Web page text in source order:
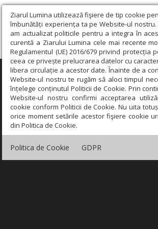
Ziarul Lumina utilizează fişiere de tip cookie
îmbunătăți experiența ta pe Website-ul nostru.
am actualizat politicile pentru a integra în
curentă a Ziarului Lumina cele mai recente
Regulamentul (UE) 2016/679 privind protecția
ceea ce privește prelucrarea datelor cu
libera circulație a acestor date. Înainte de a
Website-ul nostru te rugăm să aloci timpul
înțelege conținutul Politicii de Cookie. Prin
Website-ul nostru confirmi acceptarea
cookie conform Politicii de Cookie. Nu uita
orice moment setările acestor fişiere cookie
din Politica de Cookie.
Politica de Cookie GDPR